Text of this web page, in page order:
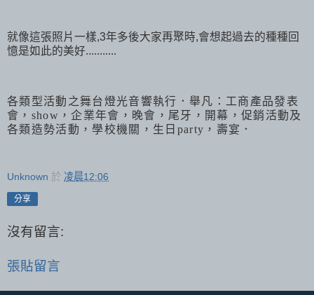
就像這張照片一樣,3年多後大家再聚時,會想起過去的種種回
憶是如此的美好...........
各類型活動之舞台燈光音響執行．舉凡：工商產品發表
會， show ，企業年會，晚會，尾牙，開幕，促銷活動及
各類造勢活動，學校機關，生日 party ，壽宴．
Unknown 於 凌晨12:06
分享
沒有留言:
張貼留言